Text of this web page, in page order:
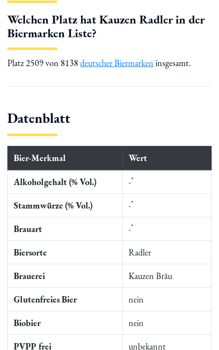
Welchen Platz hat Kauzen Radler in der
Biermarken Liste?
Platz 2509 von 8138 deutscher Biermarken insgesamt.
Datenblatt
Bier-Merkmal Wert
Alkoholgehalt (% Vol.) -*
Stammwürze (% Vol.) -*
Brauart -*
Biersorte Radler
Brauerei Kauzen Bräu
Glutenfreies Bier nein
Biobier nein
PVPP frei unbekannt